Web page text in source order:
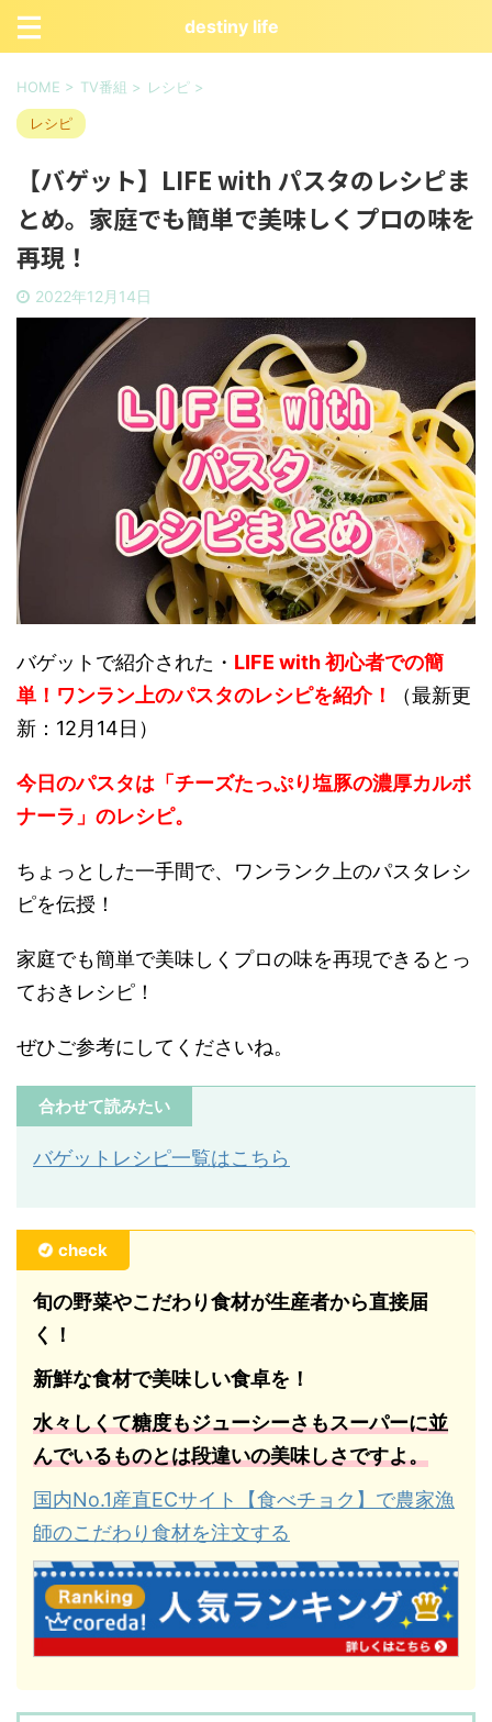
destiny life
HOME > TV番組 > レシピ >
レシピ
【バゲット】LIFE with パスタのレシピま
とめ。家庭でも簡単で美味しくプロの味を
再現！
2022年12月14日
バゲットで紹介された・ LIFE with 初心者での簡
単！ワンラン上のパスタのレシピを紹介！
（最新更
新：12月14日）
今日のパスタは「チーズたっぷり塩豚の濃厚カルボ
ナーラ」のレシピ。
ちょっとした一手間で、ワンランク上のパスタレシ
ピを伝授！
家庭でも簡単で美味しくプロの味を再現できるとっ
ておきレシピ！
ぜひご参考にしてくださいね。
合わせて読みたい
バゲットレシピ一覧はこちら
check
旬の野菜やこだわり食材が生産者から直接届
く！
新鮮な食材で美味しい食卓を！
水々しくて糖度もジューシーさもスーパーに並
んでいるものとは段違いの美味しさですよ。
国内No.1産直ECサイト【食べチョク】で農家漁
師のこだわり食材を注文する